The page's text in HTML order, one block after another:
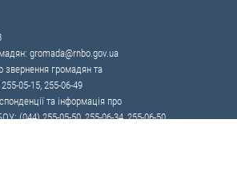
gromada@rnbo.gov.ua
звернення громадян та
05-15, 255-06-49
та інформація про
(044) 255-05-50, 255-06-34, 255-06-50